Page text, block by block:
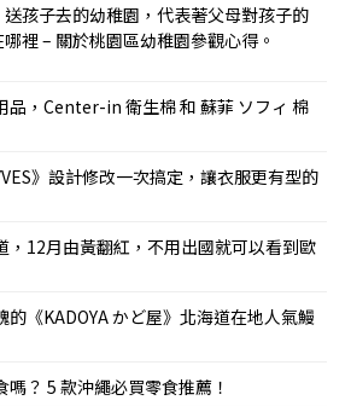
孩子去的幼稚園，代表著父母對孩子的
裡 – 關於桃園區幼稚園參觀心得。
品，Center-in 衛生棉 和 蘇菲 ソフィ 棉
》設計修改一次搞定，讓衣服更有型的
，12月由黃翻紅，不用出國就可以看到歐
的《KADOYA かど屋》北海道在地人氣鰻
？ 5 款沖繩必買零食推薦！